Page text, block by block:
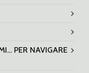
PER NAVIGARE